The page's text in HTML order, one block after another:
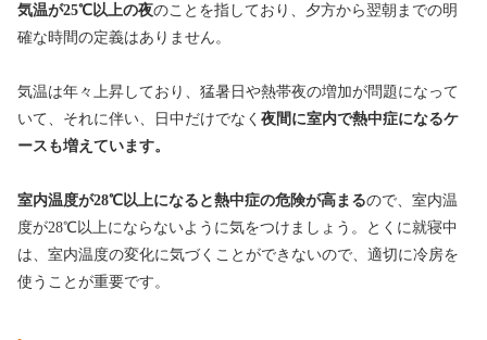
気温が25℃以上の夜のことを指しており、夕方から翌朝までの明
確な時間の定義はありません。
気温は年々上昇しており、猛暑日や熱帯夜の増加が問題になって
いて、それに伴い、日中だけでなく 夜間に室内で熱中症になるケ
ースも増えています。
室内温度が28℃以上になると熱中症の危険が高まるので、室内温
度が28℃以上にならないように気をつけましょう。とくに就寝中
は、室内温度の変化に気づくことができないので、適切に冷房を
使うことが重要です。